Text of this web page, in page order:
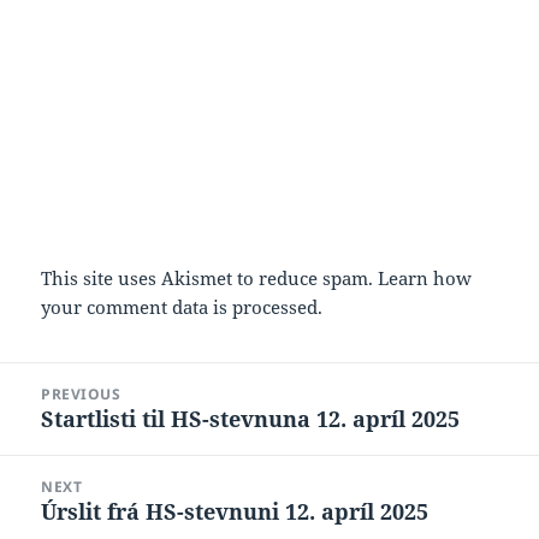
This site uses Akismet to reduce spam.Learn how
your comment data is processed.
navigation
PREVIOUS
Previous
Startlisti til HS-stevnuna 12. apríl 2025
NEXT
Next
Úrslit frá HS-stevnuni 12. apríl 2025